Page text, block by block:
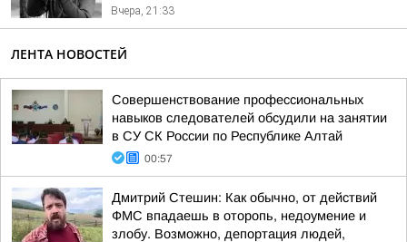
Вчера, 21:33
ЛЕНТА НОВОСТЕЙ
Совершенствование профессиональных
навыков следователей обсудили на занятии
в СУ СК России по Республике Алтай
00:57
Дмитрий Стешин: Как обычно, от действий
ФМС впадаешь в оторопь, недоумение и
злобу. Возможно, депортация людей,